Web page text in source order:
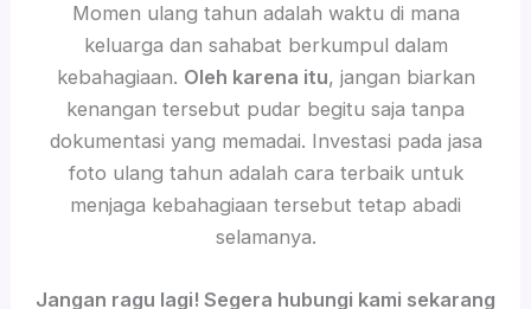
Momen ulang tahun adalah waktu di mana
keluarga dan sahabat berkumpul dalam
kebahagiaan. Oleh karena itu, jangan biarkan
kenangan tersebut pudar begitu saja tanpa
dokumentasi yang memadai. Investasi pada jasa
foto ulang tahun adalah cara terbaik untuk
menjaga kebahagiaan tersebut tetap abadi
selamanya.
Jangan ragu lagi! Segera hubungi kami sekarang